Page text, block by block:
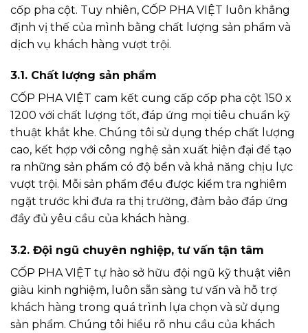
cốp pha cột. Tuy nhiên, CỐP PHA VIỆT luôn khẳng
định vị thế của mình bằng chất lượng sản phẩm và
dịch vụ khách hàng vượt trội.
3.1. Chất lượng sản phẩm
CỐP PHA VIỆT cam kết cung cấp cốp pha cột 150 x
1200 với chất lượng tốt, đáp ứng mọi tiêu chuẩn kỹ
thuật khắt khe. Chúng tôi sử dụng thép chất lượng
cao, kết hợp với công nghệ sản xuất hiện đại để tạo
ra những sản phẩm có độ bền và khả năng chịu lực
vượt trội. Mỗi sản phẩm đều được kiểm tra nghiêm
ngặt trước khi đưa ra thị trường, đảm bảo đáp ứng
đầy đủ yêu cầu của khách hàng.
3.2. Đội ngũ chuyên nghiệp, tư vấn tận tâm
CỐP PHA VIỆT tự hào sở hữu đội ngũ kỹ thuật viên
giàu kinh nghiệm, luôn sẵn sàng tư vấn và hỗ trợ
khách hàng trong quá trình lựa chọn và sử dụng
sản phẩm. Chúng tôi hiểu rõ nhu cầu của khách